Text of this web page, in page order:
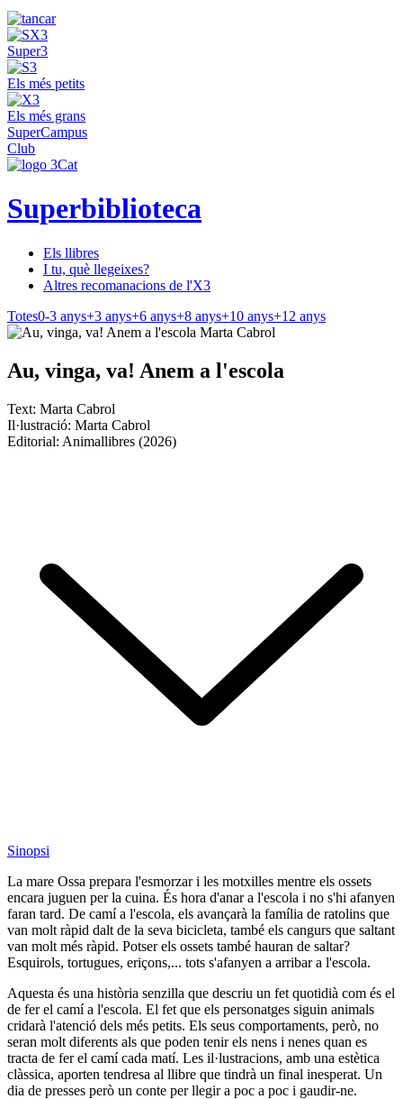
Super3
Els més petits
Els més grans
SuperCampus
Club
Superbiblioteca
Els llibres
I tu, què llegeixes?
Altres recomanacions de l'X3
Totes0-3 anys+3 anys+6 anys+8 anys+10 anys+12 anys
Au, vinga, va! Anem a l'escola
Text: Marta Cabrol
Il·lustració: Marta Cabrol
Editorial: Animallibres (2026)
Sinopsi
La mare Ossa prepara l'esmorzar i les motxilles mentre els ossets
encara juguen per la cuina. És hora d'anar a l'escola i no s'hi afanyen
faran tard. De camí a l'escola, els avançarà la família de ratolins que
van molt ràpid dalt de la seva bicicleta, també els cangurs que saltant
van molt més ràpid. Potser els ossets també hauran de saltar?
Esquirols, tortugues, eriçons,... tots s'afanyen a arribar a l'escola.
Aquesta és una història senzilla que descriu un fet quotidià com és el
de fer el camí a l'escola. El fet que els personatges siguin animals
cridarà l'atenció dels més petits. Els seus comportaments, però, no
seran molt diferents als que poden tenir els nens i nenes quan es
tracta de fer el camí cada matí. Les il·lustracions, amb una estètica
clàssica, aporten tendresa al llibre que tindrà un final inesperat. Un
dia de presses però un conte per llegir a poc a poc i gaudir-ne.